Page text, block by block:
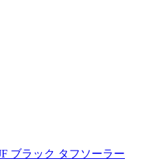
ブラック タフソーラー